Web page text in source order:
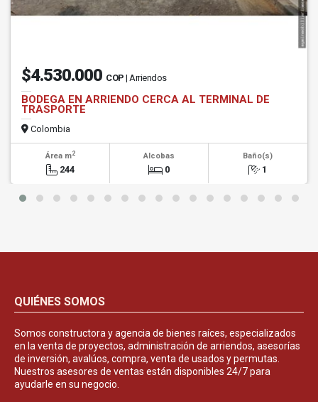
$4.530.000 COP | Arriendos
BODEGA EN ARRIENDO CERCA AL TERMINAL DE
TRASPORTE
Colombia
Área m2
244
Alcobas
0
Baño(s)
1
QUIÉNES SOMOS
Somos constructora y agencia de bienes raíces, especializados
en la venta de proyectos, administración de arriendos, asesorías
de inversión, avalúos, compra, venta de usados y permutas.
Nuestros asesores de ventas están disponibles 24/7 para
ayudarle en su negocio.